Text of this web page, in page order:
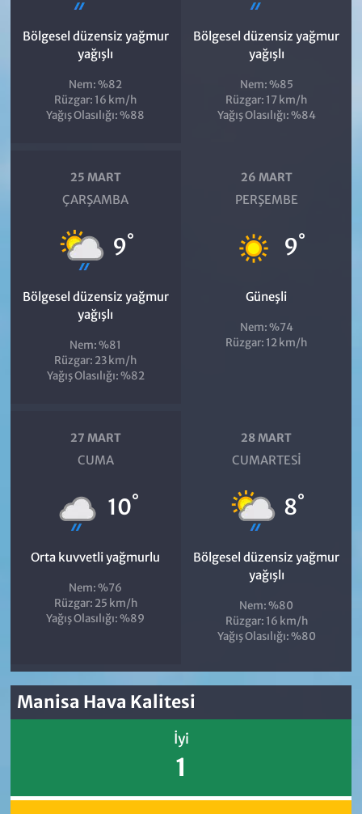
Bölgesel düzensiz yağmur
yağışlı
Nem: %82
Rüzgar: 16 km/h
Yağış Olasılığı: %88
Bölgesel düzensiz yağmur
yağışlı
Nem: %85
Rüzgar: 17 km/h
Yağış Olasılığı: %84
25 MART
ÇARŞAMBA
9°
Bölgesel düzensiz yağmur
yağışlı
Nem: %81
Rüzgar: 23 km/h
Yağış Olasılığı: %82
26 MART
PERŞEMBE
9°
Güneşli
Nem: %74
Rüzgar: 12 km/h
27 MART
CUMA
10°
Orta kuvvetli yağmurlu
Nem: %76
Rüzgar: 25 km/h
Yağış Olasılığı: %89
28 MART
CUMARTESI
8°
Bölgesel düzensiz yağmur
yağışlı
Nem: %80
Rüzgar: 16 km/h
Yağış Olasılığı: %80
Manisa Hava Kalitesi
İyi
1